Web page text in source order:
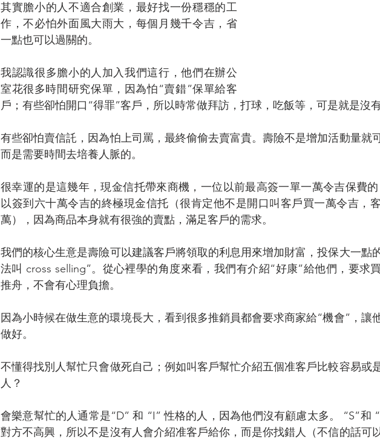
其實膽小的人不適合創業，最好找一份穩穩的工
作，不必怕外面風大雨大，每個月幾千令吉，省
一點也可以過關的。
我認識很多膽小的人加入我們這行，他們在辦公
室花很多時間研究保單，因為怕“賣錯”保單給客
戶；有些卻怕開口“得罪”客戶，所以時常做拜訪，打球，吃飯等，可是就是沒有
有些卻怕賣信託，因為怕上司罵，最終偷偷去賣富貴。壽險不是增加活動量就
而是需要時間去培養人脈的。
很幸運的是這幾年，現金信托帶來商機，一位以前最高簽一單一萬令吉保費
以簽到六十萬令吉的終極現金信托（很肯定他不是開口叫客戶買一萬令吉，
萬），因為商品本身就有很強的賣點，滿足客戶的需求。
我們的核心生意是壽險可以建議客戶將領取的利息用來增加財富，投保大一點
法叫 cross selling”。從心裡學的角度來看，我們有介紹“好康”給他們，要求
推舟，不會有心理負擔。
因為小時候在做生意的環境長大，看到很多推銷員都會要求商家給“機會”，讓
做好。
不懂得找別人幫忙只會做死自己；例如叫客戶幫忙介紹五個准客戶比較容易或
人？
會樂意幫忙的人通常是“D” 和 “I” 性格的人，因為他們沒有顧慮太多。 “S”和
對方不高興，所以不是沒有人會介紹准客戶給你，而是你找錯人（不信的話可